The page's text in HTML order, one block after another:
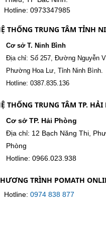
Hotline: 0973347985
THỐNG TRUNG TÂM TỈNH
Cơ sở T. Ninh Bình
Địa chỉ: Số 257, Đường Nguyễn
Phường Hoa Lư, Tỉnh Ninh Bình.
Hotline: 0387.835.136
THỐNG TRUNG TÂM TP. HẢI
Cơ sở TP. Hải Phòng
Địa chỉ: 12 Bạch Năng Thi,
Phòng
Hotline: 0966.023.938
TRÌNH POMATH
Hotline: 0974 838 877